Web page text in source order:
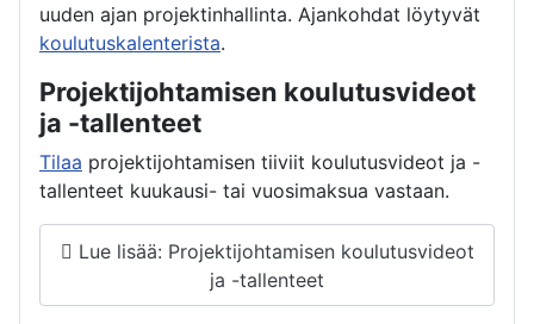
uuden ajan projektinhallinta. Ajankohdat löytyvät
koulutuskalenterista.
Projektijohtamisen koulutusvideot
ja -tallenteet
Tilaa projektijohtamisen tiiviit koulutusvideot ja -
tallenteet kuukausi- tai vuosimaksua vastaan.
Lue lisää: Projektijohtamisen koulutusvideot
ja -tallenteet